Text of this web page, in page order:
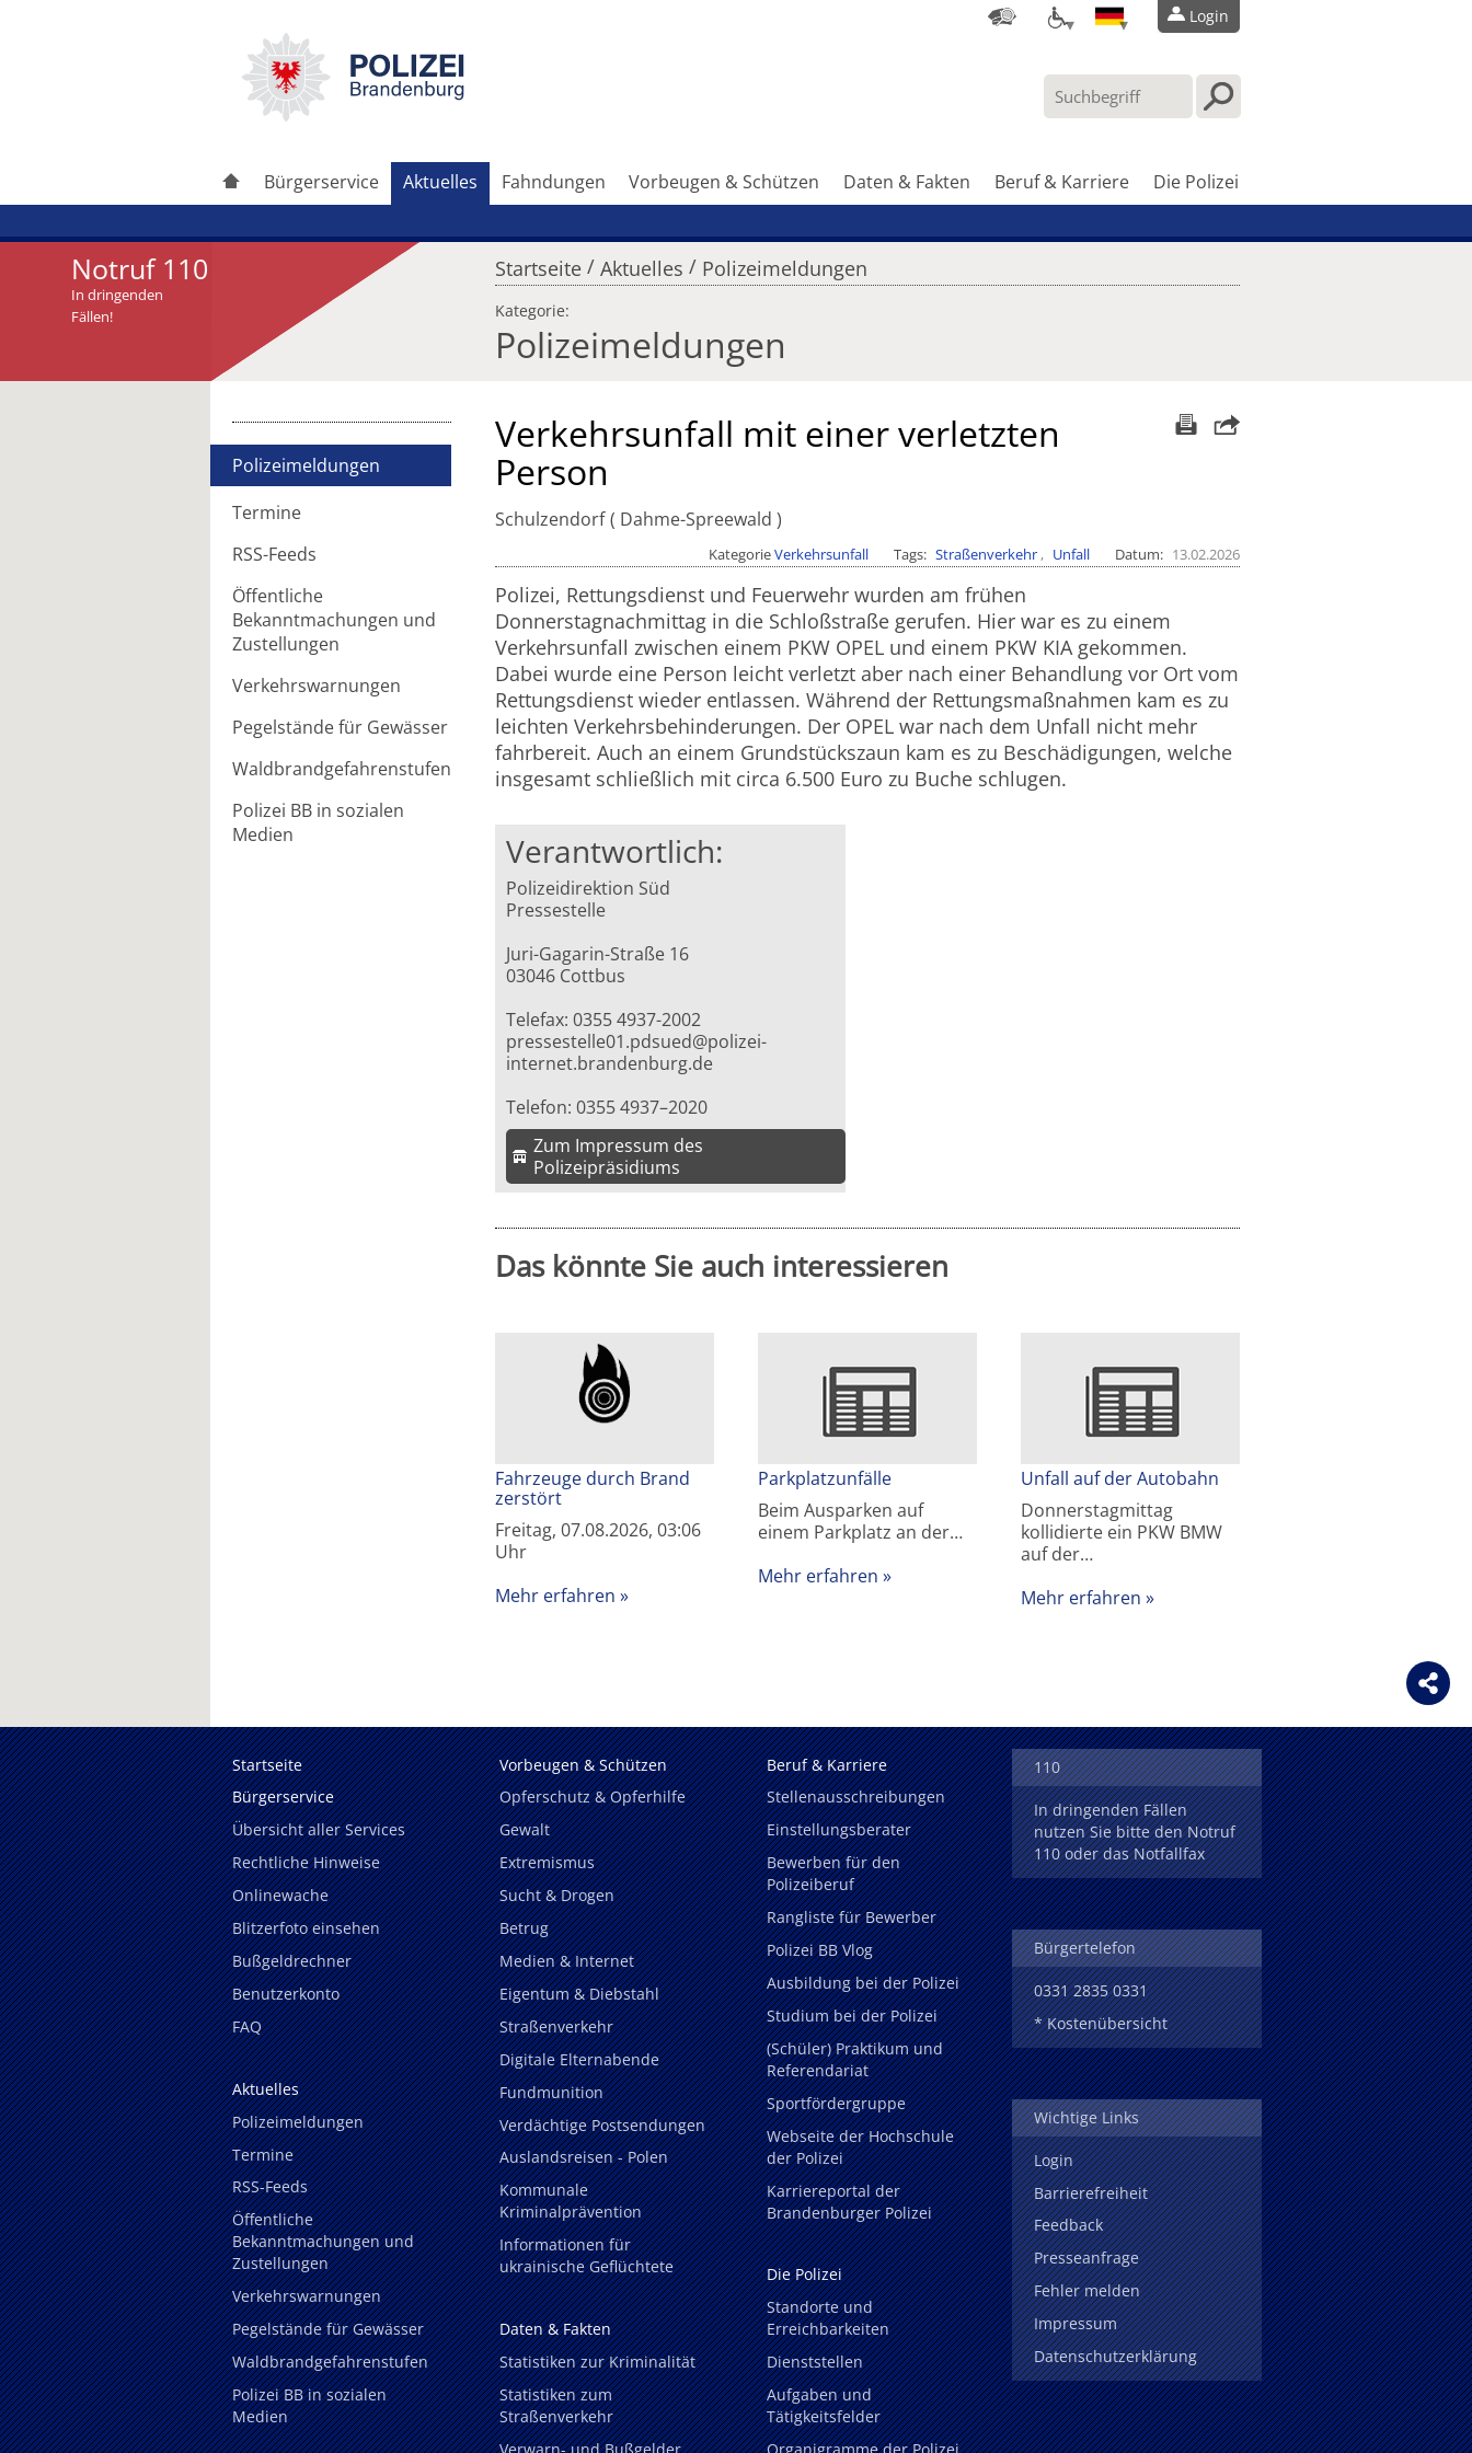
Login
Bürgerservice Aktuelles Fahndungen Vorbeugen & Schützen Daten & Fakten Beruf & Karriere Die Polizei
Notruf 110
In dringenden
Fällen!
Startseite / Aktuelles / Polizeimeldungen
Kategorie:
Polizeimeldungen
Polizeimeldungen
Termine
RSS-Feeds
Öffentliche
Bekanntmachungen und
Zustellungen
Verkehrswarnungen
Pegelstände für Gewässer
Waldbrandgefahrenstufen
Polizei BB in sozialen
Medien
Artikel weiterleiten
Verkehrsunfall mit einer verletzten
Person
Schulzendorf Dahme-Spreewald
KategorieVerkehrsunfall Tags Straßenverkehr Unfall Datum 13.02.2026
Polizei, Rettungsdienst und Feuerwehr wurden am frühen
Donnerstagnachmittag in die Schloßstraße gerufen. Hier war es zu einem
Verkehrsunfall zwischen einem PKW OPEL und einem PKW KIA gekommen.
Dabei wurde eine Person leicht verletzt aber nach einer Behandlung vor Ort vom
Rettungsdienst wieder entlassen. Während der Rettungsmaßnahmen kam es zu
leichten Verkehrsbehinderungen. Der OPEL war nach dem Unfall nicht mehr
fahrbereit. Auch an einem Grundstückszaun kam es zu Beschädigungen, welche
insgesamt schließlich mit circa 6.500 Euro zu Buche schlugen.
Verantwortlich:
Polizeidirektion Süd
Pressestelle
Juri-Gagarin-Straße 16
03046 Cottbus
Telefax: 0355 4937-2002
pressestelle01.pdsued@polizei-
internet.brandenburg.de
Telefon: 0355 4937–2020
Zum Impressum des
Polizeipräsidiums
Das könnte Sie auch interessieren
Fahrzeuge durch Brand
zerstört
Freitag, 07.08.2026, 03:06
Uhr
Mehr erfahren
Parkplatzunfälle
Beim Ausparken auf
einem Parkplatz an der…
Mehr erfahren
Unfall auf der Autobahn
Donnerstagmittag
kollidierte ein PKW BMW
auf der…
Mehr erfahren
Startseite
Bürgerservice
Übersicht aller Services
Rechtliche Hinweise
Onlinewache
Blitzerfoto einsehen
Bußgeldrechner
Benutzerkonto
FAQ
Aktuelles
Polizeimeldungen
Termine
RSS-Feeds
Öffentliche
Bekanntmachungen und
Zustellungen
Verkehrswarnungen
Pegelstände für Gewässer
Waldbrandgefahrenstufen
Polizei BB in sozialen
Medien
Vorbeugen & Schützen
Opferschutz & Opferhilfe
Gewalt
Extremismus
Sucht & Drogen
Betrug
Medien & Internet
Eigentum & Diebstahl
Straßenverkehr
Digitale Elternabende
Fundmunition
Verdächtige Postsendungen
Auslandsreisen - Polen
Kommunale
Kriminalprävention
Informationen für
ukrainische Geflüchtete
Daten & Fakten
Statistiken zur Kriminalität
Statistiken zum
Straßenverkehr
Beruf & Karriere
Stellenausschreibungen
Einstellungsberater
Bewerben für den
Polizeiberuf
Rangliste für Bewerber
Polizei BB Vlog
Ausbildung bei der Polizei
Studium bei der Polizei
(Schüler) Praktikum und
Referendariat
Sportfördergruppe
Webseite der Hochschule
der Polizei
Karriereportal der
Brandenburger Polizei
Die Polizei
Standorte und
Erreichbarkeiten
Dienststellen
Aufgaben und
Tätigkeitsfelder
110
In dringenden Fällen
nutzen Sie bitte den Notruf
110 oder das Notfallfax
Bürgertelefon
0331 2835 0331
* Kostenübersicht
Wichtige Links
Login
Barrierefreiheit
Feedback
Presseanfrage
Fehler melden
Impressum
Datenschutzerklärung